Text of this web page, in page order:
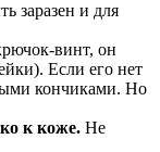
заразен и для
винт, он
Если его нет
кончиками. Но
к коже. Не